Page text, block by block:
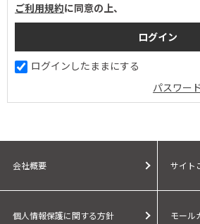
ご利用規約に同意の上、
ログインしたままにする
パスワー
会社概要 サイト
個人情報保護に関する方針 モール